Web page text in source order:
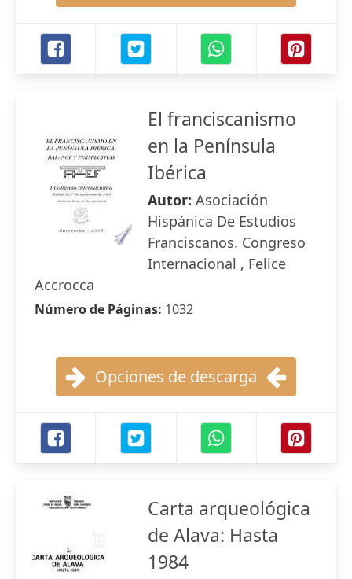
El franciscanismo
en la Península
Ibérica
Autor: Asociación
Hispánica De Estudios
Franciscanos. Congreso
Internacional , Felice
Accrocca
Número de Páginas: 1032
Opciones de descarga
Carta arqueológica
de Alava: Hasta
1984